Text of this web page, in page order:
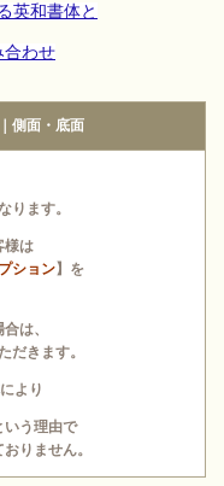
英和書体と
合わせ
側面・底面
ります。
様は
ション】を
は、
だきます。
より
いう理由で
りません。